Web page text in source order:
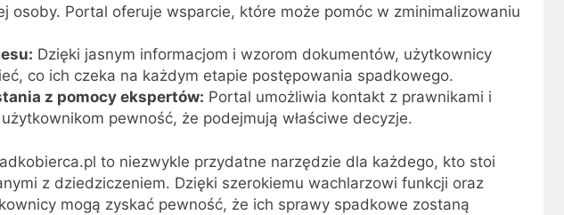
osoby. Portal oferuje wsparcie, które może pomóc w zminimalizowaniu
Dzięki jasnym informacjom i wzorom dokumentów, użytkownicy
co ich czeka na każdym etapie postępowania spadkowego.
z pomocy ekspertów: Portal umożliwia kontakt z prawnikami i
pewność, że podejmują właściwe decyzje.
to niezwykle przydatne narzędzie dla każdego, kto stoi
z dziedziczeniem. Dzięki szerokiemu wachlarzowi funkcji oraz
mogą zyskać pewność, że ich sprawy spadkowe zostaną